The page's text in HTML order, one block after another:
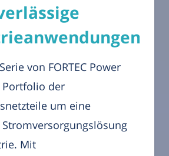
von FORTEC Power
der
um eine
Mit